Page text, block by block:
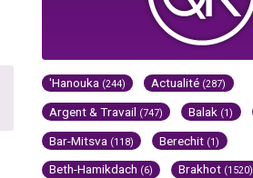
'Hanouka (244) Actualité (287)
Argent & Travail (747) Balak (1)
Bar-Mitsva (118) Berechit (1)
Beth-Hamikdach (6) Brakhot (1520)